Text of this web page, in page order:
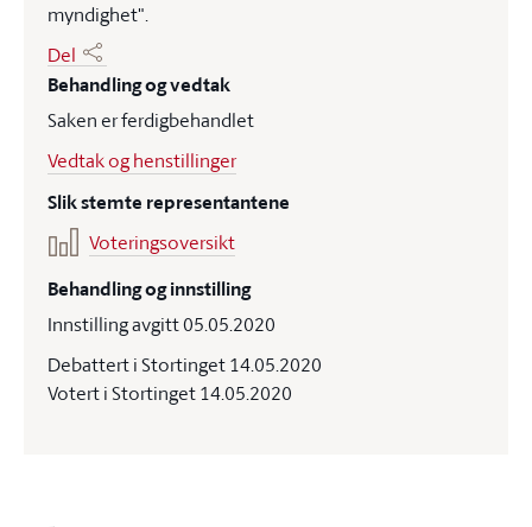
myndighet".
Del
Behandling og vedtak
Saken er ferdigbehandlet
Vedtak og henstillinger
Slik stemte representantene
Voteringsoversikt
Behandling og innstilling
Innstilling avgitt 05.05.2020
Debattert i Stortinget 14.05.2020
Votert i Stortinget 14.05.2020